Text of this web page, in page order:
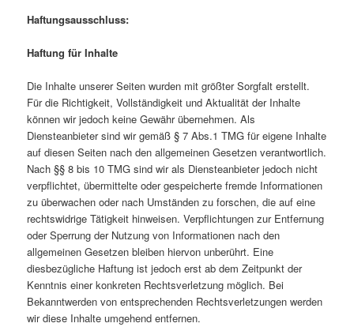
Haftungsausschluss:
Haftung für Inhalte
Die Inhalte unserer Seiten wurden mit größter Sorgfalt erstellt.
Für die Richtigkeit, Vollständigkeit und Aktualität der Inhalte
können wir jedoch keine Gewähr übernehmen. Als
Diensteanbieter sind wir gemäß § 7 Abs.1 TMG für eigene Inhalte
auf diesen Seiten nach den allgemeinen Gesetzen verantwortlich.
Nach §§ 8 bis 10 TMG sind wir als Diensteanbieter jedoch nicht
verpflichtet, übermittelte oder gespeicherte fremde Informationen
zu überwachen oder nach Umständen zu forschen, die auf eine
rechtswidrige Tätigkeit hinweisen. Verpflichtungen zur Entfernung
oder Sperrung der Nutzung von Informationen nach den
allgemeinen Gesetzen bleiben hiervon unberührt. Eine
diesbezügliche Haftung ist jedoch erst ab dem Zeitpunkt der
Kenntnis einer konkreten Rechtsverletzung möglich. Bei
Bekanntwerden von entsprechenden Rechtsverletzungen werden
wir diese Inhalte umgehend entfernen.